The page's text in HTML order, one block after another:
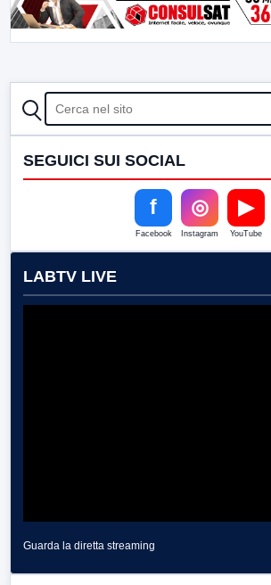
CERCA
SEGUICI SUI SOCIAL
f
Facebook
◎
Instagram
▶
YouTube
LABTV LIVE
Guarda la diretta streaming